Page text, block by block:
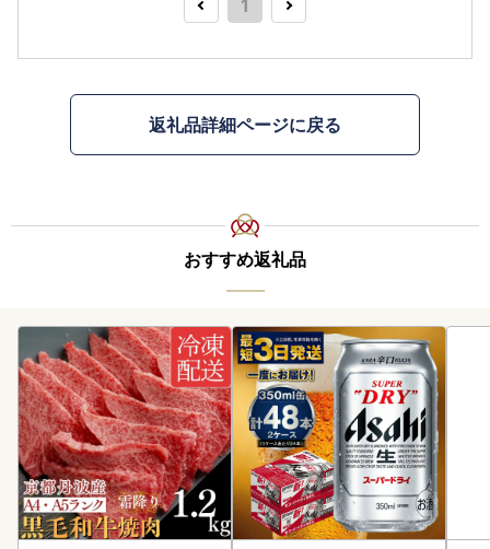
1
返礼品詳細ページに戻る
おすすめ返礼品